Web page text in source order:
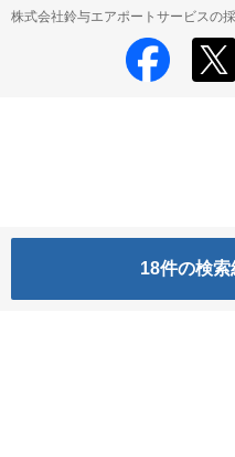
18件の検索
株式会社鈴与エアポートサービスの